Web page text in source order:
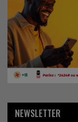
NEWSLETTER